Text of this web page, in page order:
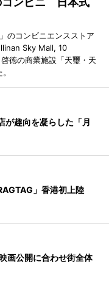
のコンビニエンスストア
Sky Mall, 10
徳の商業施設「天璽・天
趣向を凝らした「月
」香港初上陸
画公開に合わせ街全体